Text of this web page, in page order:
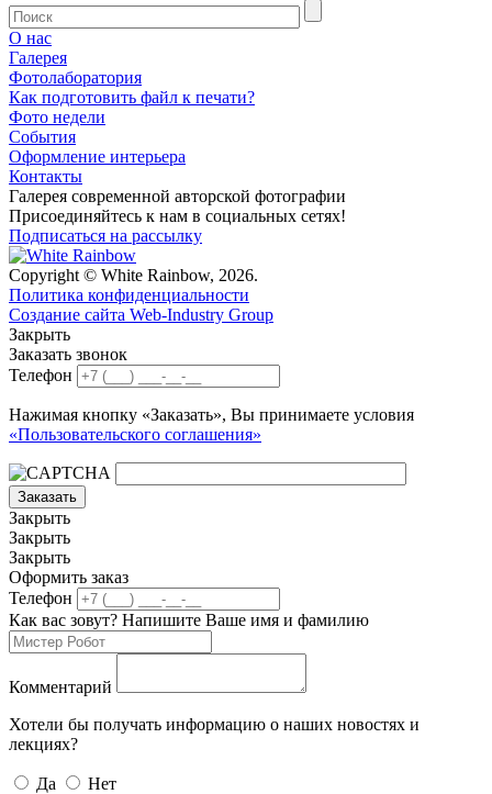
О нас
Галерея
Фотолаборатория
Как подготовить файл к печати?
Фото недели
События
Оформление интерьера
Контакты
Галерея современной авторской фотографии
Присоединяйтесь к нам в социальных сетях!
Подписаться на рассылку
Copyright © White Rainbow, 2026.
Политика конфиденциальности
Создание сайта Web-Industry Group
Закрыть
Заказать звонок
Телефон
Нажимая кнопку «Заказать», Вы принимаете условия
«Пользовательского соглашения»
Заказать
Закрыть
Закрыть
Закрыть
Оформить заказ
Телефон
Как вас зовут? Напишите Ваше имя и фамилию
Комментарий
Хотели бы получать информацию о наших новостях и
лекциях?
Да
Нет